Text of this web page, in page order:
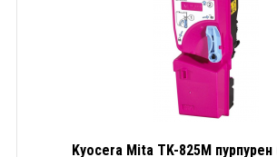
Kyocera Mita TK-825M